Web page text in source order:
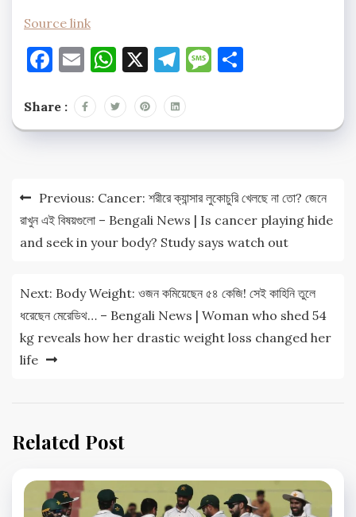
Source link
Facebook
EmailWhatsApp
X Telegram
Message
Share :
Post
navigation
Previous: Cancer: শরীরে ক্যান্সার লুকোচুরি খেলছে না তো? জেনে
রাখুন এই বিষয়গুলো – Bengali News | Is cancer playing hide
and seek in your body? Study says watch out
Next: Body Weight: ওজন কমিয়েছেন ৫৪ কেজি! সেই কাহিনি তুলে
ধরেছেন মেরেডিথ… – Bengali News | Woman who shed 54
kg reveals how her drastic weight loss changed her
life
Related Post